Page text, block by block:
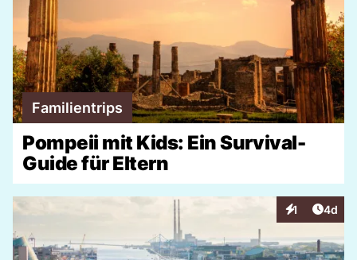
Familientrips
Pompeii mit Kids: Ein Survival-
Guide für Eltern
1
Interaktionen
4d